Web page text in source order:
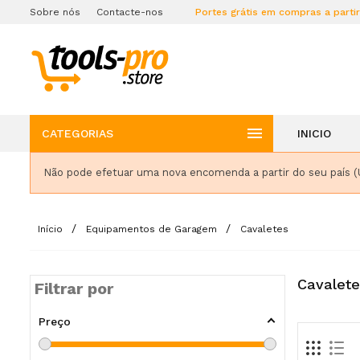
Sobre nós Contacte-nos Portes grátis em compras a
CATEGORIAS  INICIO
Não pode efetuar uma nova encomenda a partir do seu país
Início Equipamentos de Garagem Cavaletes
Filtrar por
Preço